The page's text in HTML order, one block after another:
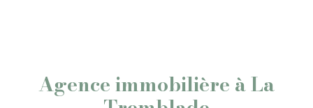
Agence immobilière à La